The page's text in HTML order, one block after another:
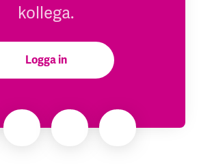
kollega.
Logga in